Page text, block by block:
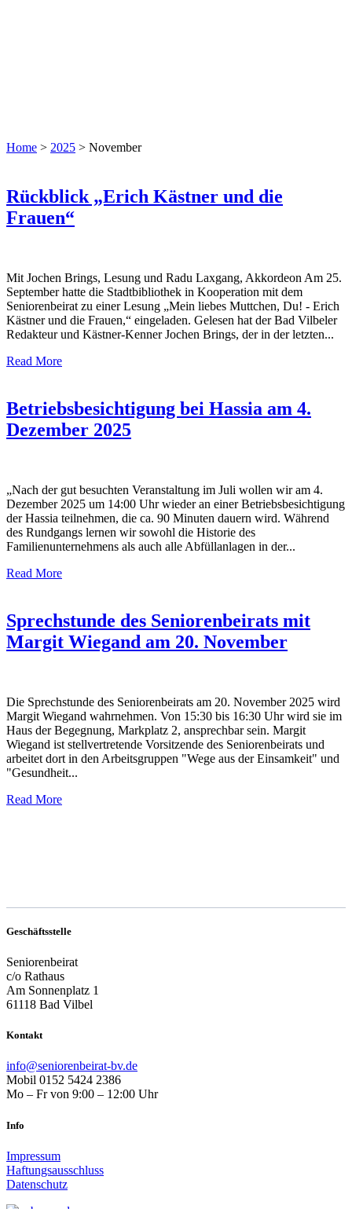
Home > 2025 > November
Rückblick „Erich Kästner und die
Frauen“
Mit Jochen Brings, Lesung und Radu Laxgang, Akkordeon Am 25.
September hatte die Stadtbibliothek in Kooperation mit dem
Seniorenbeirat zu einer Lesung „Mein liebes Muttchen, Du! ‑ Erich
Kästner und die Frauen,“ eingeladen. Gelesen hat der Bad Vilbeler
Redakteur und Kästner-Kenner Jochen Brings, der in der letzten...
Read More
Betriebsbesichtigung bei Hassia am 4.
Dezember 2025
„Nach der gut besuchten Veranstaltung im Juli wollen wir am 4.
Dezember 2025 um 14:00 Uhr wieder an einer Betriebsbesichtigung
der Hassia teilnehmen, die ca. 90 Minuten dauern wird. Während
des Rundgangs lernen wir sowohl die Historie des
Familienunternehmens als auch alle Abfüllanlagen in der...
Read More
Sprechstunde des Seniorenbeirats mit
Margit Wiegand am 20. November
Die Sprechstunde des Seniorenbeirats am 20. November 2025 wird
Margit Wiegand wahrnehmen. Von 15:30 bis 16:30 Uhr wird sie im
Haus der Begegnung, Markplatz 2, ansprechbar sein. Margit
Wiegand ist stellvertretende Vorsitzende des Seniorenbeirats und
arbeitet dort in den Arbeitsgruppen "Wege aus der Einsamkeit" und
"Gesundheit...
Read More
Geschäftsstelle
Seniorenbeirat
c/o Rathaus
Am Sonnenplatz 1
61118 Bad Vilbel
Kontakt
info@seniorenbeirat-bv.de
Mobil 0152 5424 2386
Mo – Fr von 9:00 – 12:00 Uhr
Info
Impressum
Haftungsausschluss
Datenschutz